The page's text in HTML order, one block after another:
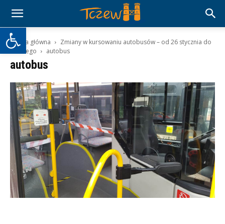
Otwórz pasek narzędzi
Strona główna
Zmiany w kursowaniu autobusów – od 26 stycznia do
27 lutego
autobus
autobus